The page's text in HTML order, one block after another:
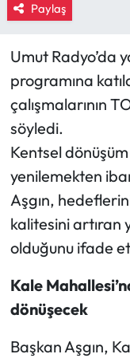
Paylaş
Umut Radyo’da
programına
çalışmalarının
söyledi.
Kentsel
yenilemekten
Aşgın,
kalitesini artıran
olduğunu ifade
Kale
dönüşecek
Başkan Aşgın,
Kargı Haberleri
Kimdir?
Kültür Sanat
Laçin Haberleri
Magazin
Mecitözü
Oğuzlar
Ortaköy